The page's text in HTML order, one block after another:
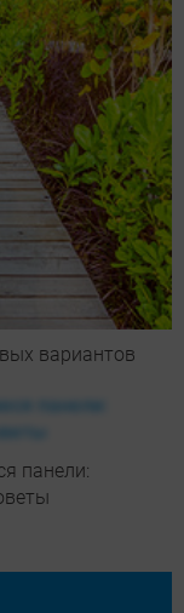
вариантов
панели: